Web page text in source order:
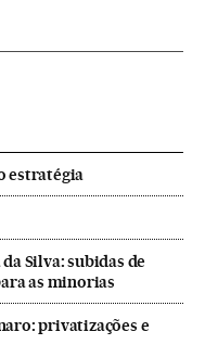
estratégia
Silva: subidas de
as minorias
privatizações e